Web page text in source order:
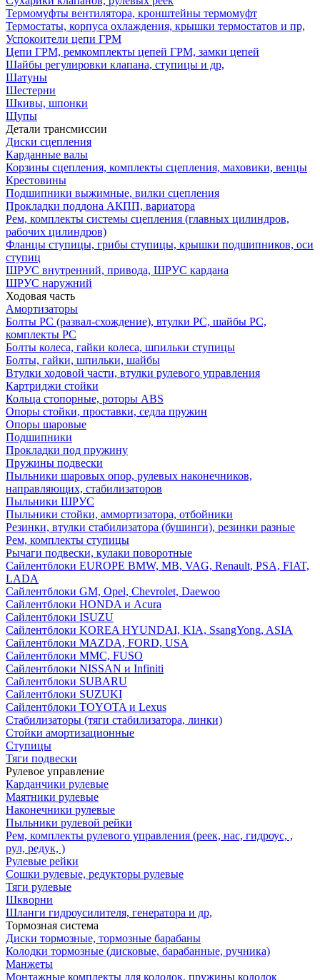
Термомуфты вентилятора, кронштейны термомуфт
Термостаты, корпуса охлаждения, крышки термостатов и пр,
Успокоители цепи ГРМ
Цепи ГРМ, ремкомплекты цепей ГРМ, замки цепей
Шайбы регулировки клапана, ступицы и др,
Шатуны
Шестерни
Шкивы, шпонки
Щупы
Детали трансмиссии
Диски сцепления
Карданные валы
Корзины сцепления, комплекты сцепления, маховики, венцы
Крестовины
Подшипники выжимные, вилки сцепления
Прокладки поддона АКПП, вариатора
Рем, комплекты системы сцепления (главных цилиндров,
рабочих цилиндров)
Фланцы ступицы, грибы ступицы, крышки подшипников, оси
ступиц
ШРУС внутренний, привода, ШРУС кардана
ШРУС наружний
Ходовая часть
Амортизаторы
Болты РС (развал-схождение), втулки РС, шайбы РС,
комплекты РС
Болты колеса, гайки колеса, шпильки ступицы
Болты, гайки, шпильки, шайбы
Втулки ходовой части, втулки рулевого управления
Картриджи стойки
Кольца стопорные, роторы ABS
Опоры стойки, проставки, седла пружин
Опоры шаровые
Подшипники
Прокладки под пружину
Пружины подвески
Пыльники шаровых опор, рулевых наконечников,
направляющих, стабилизаторов
Пыльники ШРУС
Пыльники стойки, аммортизатора, отбойники
Резинки, втулки стабилизатора (бушинги), резинки разные
Рем, комплекты ступицы
Рычаги подвески, кулаки поворотные
Сайлентблоки EUROPE BMW, MB, VAG, Renault, PSA, FIAT,
LADA
Сайлентблоки GM, Opel, Chevrolet, Daewoo
Сайлентблоки HONDA и Acura
Сайлентблоки ISUZU
Сайлентблоки KOREA HYUNDAI, KIA, SsangYong, ASIA
Сайлентблоки MAZDA, FORD, USA
Сайлентблоки MMC, FUSO
Сайлентблоки NISSAN и Infiniti
Сайлентблоки SUBARU
Сайлентблоки SUZUKI
Сайлентблоки TOYOTA и Lexus
Стабилизаторы (тяги стабилизатора, линки)
Стойки амортизационные
Ступицы
Тяги подвески
Рулевое управление
Карданчики рулевые
Маятники рулевые
Наконечники рулевые
Пыльники рулевой рейки
Рем, комплекты рулевого управления (реек, нас, гидроус, ,
рул, редук, )
Рулевые рейки
Сошки рулевые, редукторы рулевые
Тяги рулевые
Шкворни
Шланги гидроусилителя, генератора и др,
Тормозная система
Диски тормозные, тормозные барабаны
Колодки тормозные (дисковые, барабанные, ручника)
Манжеты
Монтажные комплекты для колодок, пружины колодок